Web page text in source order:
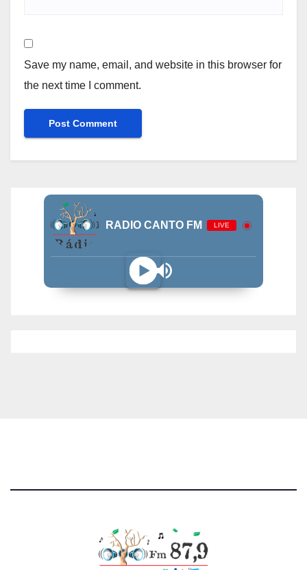
Save my name, email, and website in this browser for
the next time I comment.
RADIO CANTO FM LIVE